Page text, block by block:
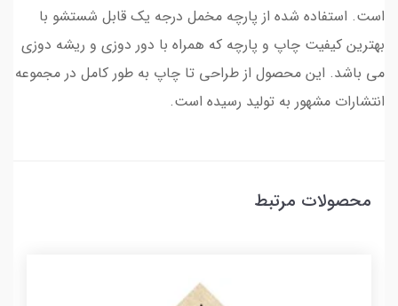
است. استفاده شده از پارچه مخمل درجه یک قابل شستشو با
بهترین کیفیت چاپ و پارچه که همراه با دور دوزی و ریشه دوزی
می باشد. این محصول از طراحی تا چاپ به طور کامل در مجموعه
انتشارات مشهور به تولید رسیده است.
محصولات مرتبط